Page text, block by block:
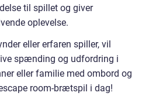
til spillet og giver
oplevelse.
eller erfaren spiller, vil
spænding og udfordring i
eller familie med ombord og
room-brætspil i dag!